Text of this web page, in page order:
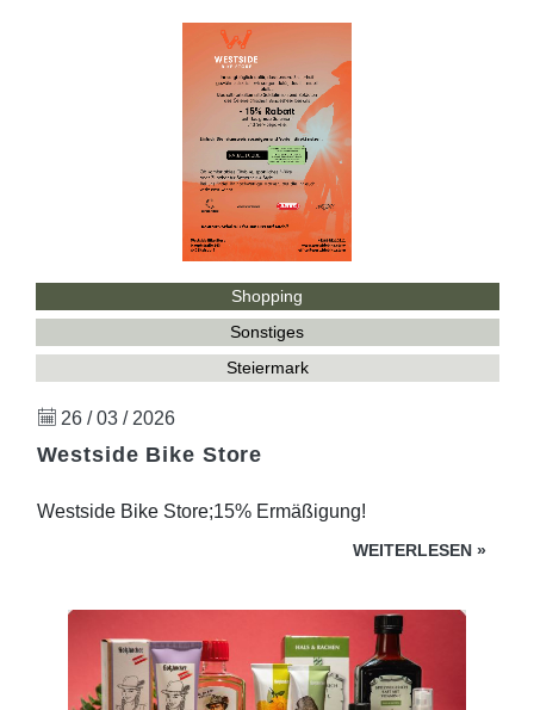
Shopping
Sonstiges
Steiermark
26 / 03 / 2026
Westside Bike Store
Westside Bike Store;15% Ermäßigung!
WEITERLESEN »